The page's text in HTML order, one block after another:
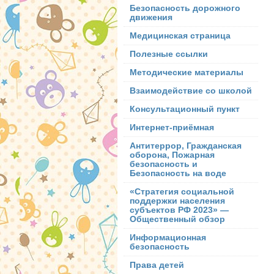
Безопасность дорожного
движения
Медицинская страница
Полезные ссылки
Методические материалы
Взаимодействие со школой
Консультационный пункт
Интернет-приёмная
Антитеррор, Гражданская
оборона, Пожарная
безопасность и
Безопасность на воде
«Стратегия социальной
поддержки населения
субъектов РФ 2023» —
Общественный обзор
Информационная
безопасность
Права детей